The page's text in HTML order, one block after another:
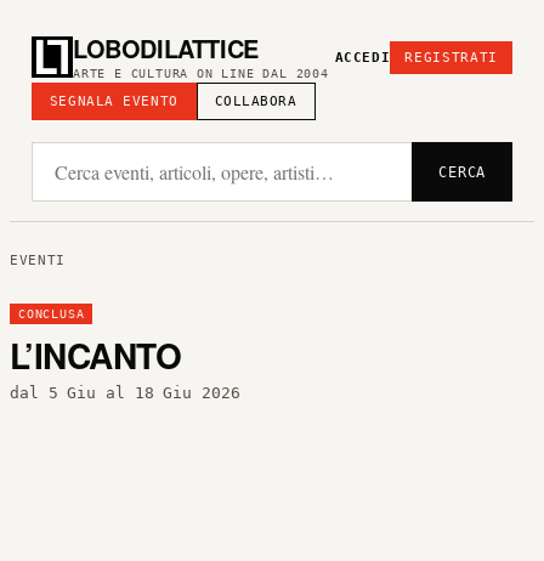
LOBODILATTICE
ARTE E CULTURA ON LINE DAL 2004
SEGNALA EVENTO COLLABORA
ACCEDI REGISTRATI
CERCA
EVENTI
CONCLUSA
L’INCANTO
dal 5 Giu al 18 Giu 2026